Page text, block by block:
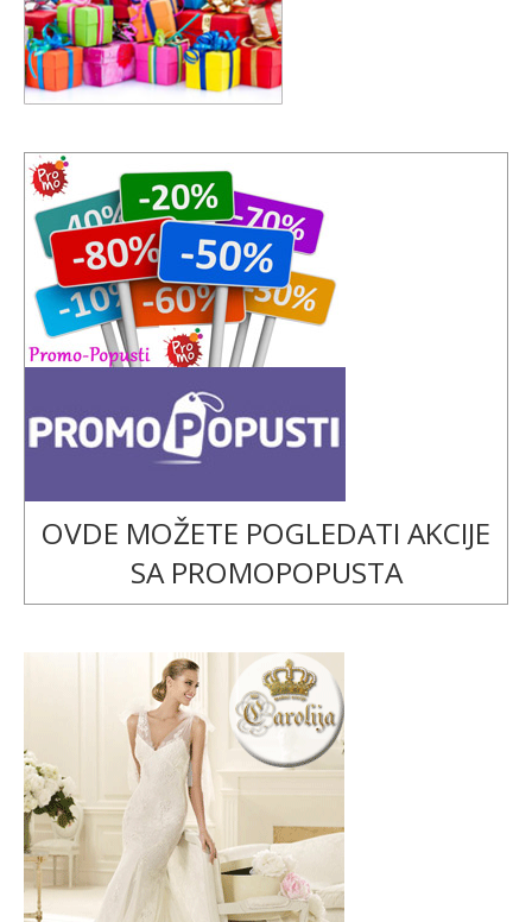
OVDE MOŽETE POGLEDATI AKCIJE
SA PROMOPOPUSTA